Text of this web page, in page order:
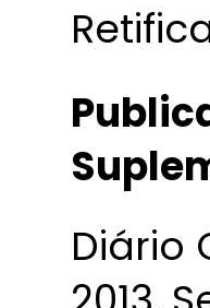
Diário